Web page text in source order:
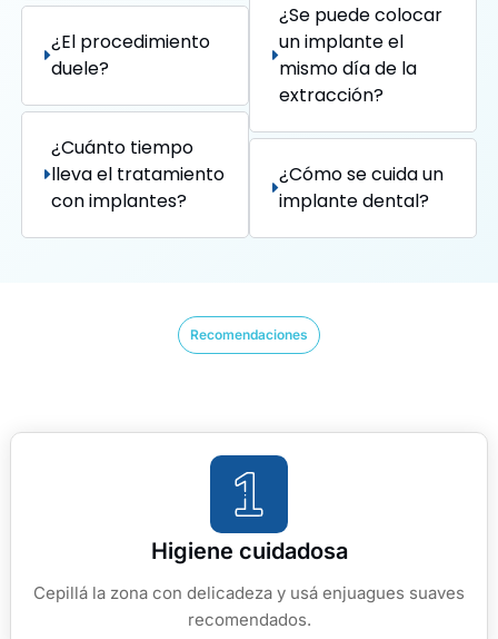
¿El procedimiento
duele?
¿Cuánto tiempo
lleva el tratamiento
con implantes?
¿Se puede colocar
un implante el
mismo día de la
extracción?
¿Cómo se cuida un
implante dental?
Recomendaciones
Higiene cuidadosa
Cepillá la zona con delicadeza y usá enjuagues suaves
recomendados.